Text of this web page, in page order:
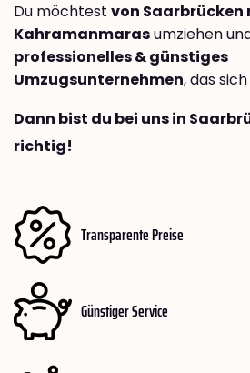
Du möchtest von Saarbrücken
Kahramanmarasumziehen
professionelles & günstiges
Umzugsunternehmen, das
Dann bist du bei uns in
richtig!
Transparente Preise
Günstiger Service